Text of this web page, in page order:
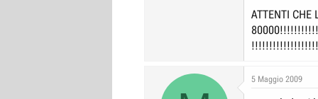
sterzo (dopo
in ricevuta
Alla fine
costa piu' 70?
ATTENTI CHE
5 Maggio 2009